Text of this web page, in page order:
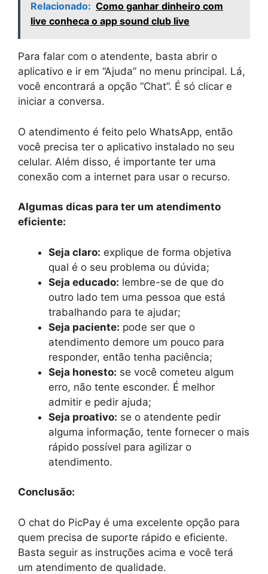
Relacionado: Como ganhar dinheiro com
live conheca o app sound club live
Para falar com o atendente, basta abrir o
aplicativo e ir em “Ajuda” no menu principal. Lá,
você encontrará a opção “Chat”. É só clicar e
iniciar a conversa.
O atendimento é feito pelo WhatsApp, então
você precisa ter o aplicativo instalado no seu
celular. Além disso, é importante ter uma
conexão com a internet para usar o recurso.
Algumas dicas para ter um atendimento
eficiente:
Seja claro: explique de forma objetiva
qual é o seu problema ou dúvida;
Seja educado: lembre-se de que do
outro lado tem uma pessoa que está
trabalhando para te ajudar;
Seja paciente: pode ser que o
atendimento demore um pouco para
responder, então tenha paciência;
Seja honesto: se você cometeu algum
erro, não tente esconder. É melhor
admitir e pedir ajuda;
Seja proativo: se o atendente pedir
alguma informação, tente fornecer o mais
rápido possível para agilizar o
atendimento.
Conclusão:
O chat do PicPay é uma excelente opção para
quem precisa de suporte rápido e eficiente.
Basta seguir as instruções acima e você terá
um atendimento de qualidade.